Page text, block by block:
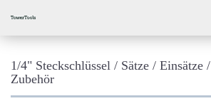
1/4" Steckschlüssel / Sätze / Einsätze
Zubehör